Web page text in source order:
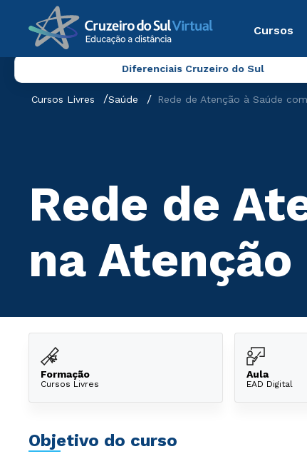
Cursos
Diferenciais Cruzeiro do Sul
Cursos Livres Saúde Rede de Atenção à Saúde
Rede de
na
Formação
Cursos Livres
Aula
EAD Digital
Objetivo do curso